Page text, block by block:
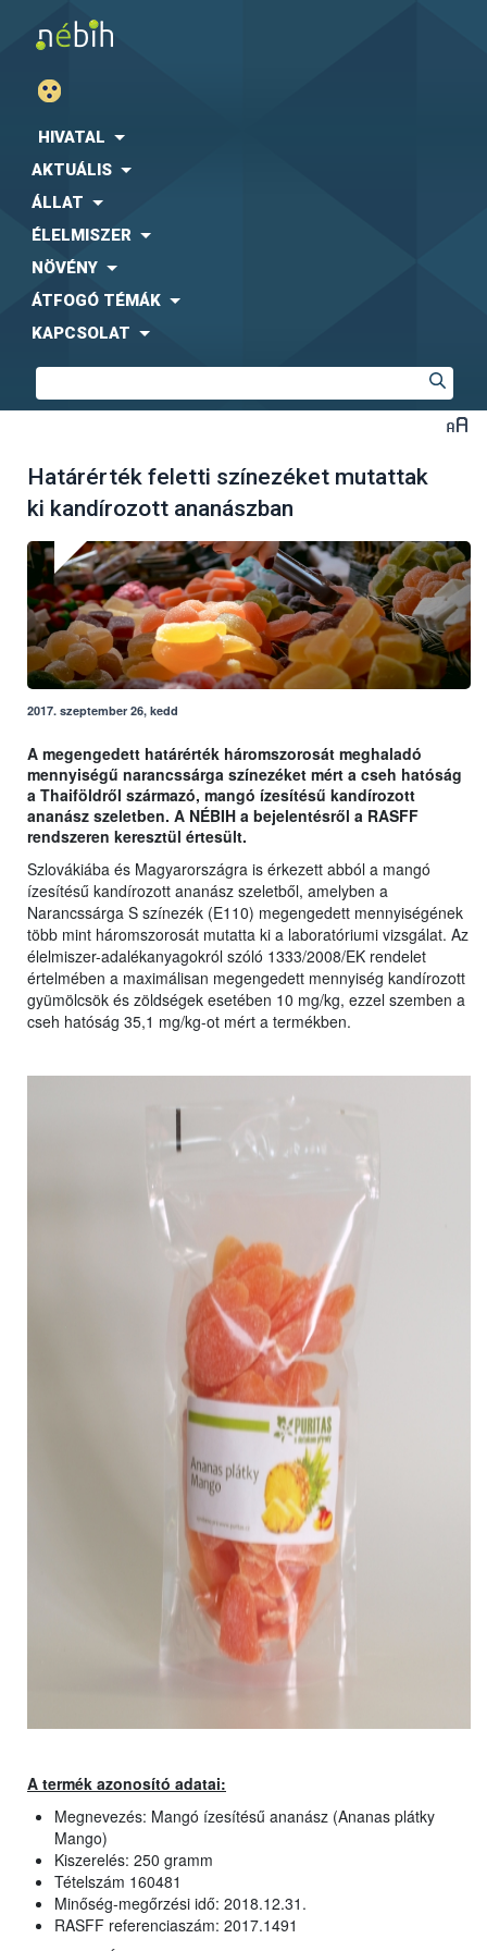
HIVATAL
AKTUÁLIS
ÁLLAT
ÉLELMISZER
NÖVÉNY
ÁTFOGÓ TÉMÁK
KAPCSOLAT
Határérték feletti színezéket mutattak
ki kandírozott ananászban
2017. szeptember 26, kedd
A megengedett határérték háromszorosát meghaladó
mennyiségű narancssárga színezéket mért a cseh hatóság
a Thaiföldről származó, mangó ízesítésű kandírozott
ananász szeletben. A NÉBIH a bejelentésről a RASFF
rendszeren keresztül értesült.
Szlovákiába és Magyarországra is érkezett abból a mangó
ízesítésű kandírozott ananász szeletből, amelyben a
Narancssárga S színezék (E110) megengedett mennyiségének
több mint háromszorosát mutatta ki a laboratóriumi vizsgálat. Az
élelmiszer-adalékanyagokról szóló 1333/2008/EK rendelet
értelmében a maximálisan megengedett mennyiség kandírozott
gyümölcsök és zöldségek esetében 10 mg/kg, ezzel szemben a
cseh hatóság 35,1 mg/kg-ot mért a termékben.
A termék azonosító adatai:
Megnevezés: Mangó ízesítésű ananász (Ananas plátky
Mango)
Kiszerelés: 250 gramm
Tételszám 160481
Minőség-megőrzési idő: 2018.12.31.
RASFF referenciaszám: 2017.1491